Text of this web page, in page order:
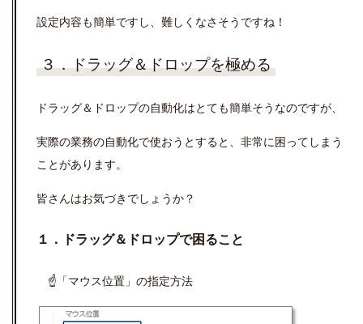
設定内容も簡単ですし、難しくなさそうですね！
３．ドラッグ＆ドロップを極める
ドラッグ＆ドロップの自動化はとても簡単そうなのですが、
実際の業務の自動化で使おうとすると、非常に困ってしまう
ことがあります。
皆さんはお気づきでしょうか？
１．ドラッグ＆ドロップで困ること
☝「マウス位置」の指定方法